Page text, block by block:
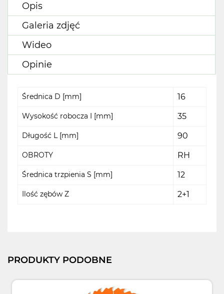
Opis
Galeria zdjęć
Wideo
Opinie
Średnica D [mm] 16
Wysokość robocza I [mm] 35
Długość L [mm] 90
OBROTY RH
Średnica trzpienia S [mm] 12
Ilość zębów Z 2+1
PRODUKTY PODOBNE